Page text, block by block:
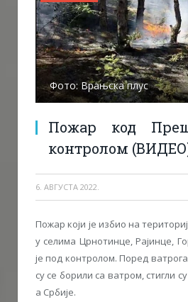
Фото: Врањска плус
Пожар код
контролом
6. АВГУСТА 2022.
Пожар који је избио на
у селима Црнотинце, Рајинце,
је под контролом. Поред
су се борили са ватром, стигли
а Србије.